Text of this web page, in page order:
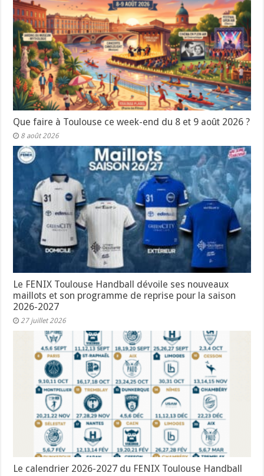
Que faire à Toulouse ce week-end du 8 et 9 août 2026 ?
8 août 2026
Le FENIX Toulouse Handball dévoile ses nouveaux
maillots et son programme de reprise pour la saison
2026-2027
27 juillet 2026
Le calendrier 2026-2027 du FENIX Toulouse Handball